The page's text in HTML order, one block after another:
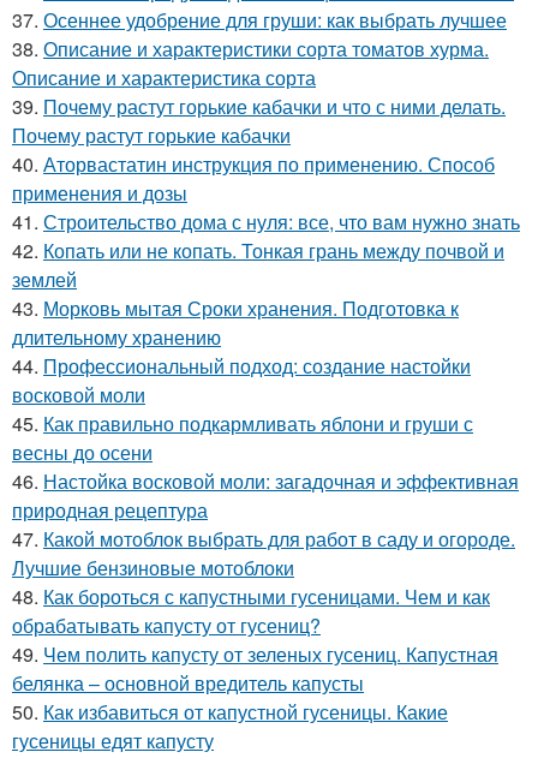
37. Осеннее удобрение для груши: как выбрать лучшее
38. Описание и характеристики сорта томатов хурма.
Описание и характеристика сорта
39. Почему растут горькие кабачки и что с ними делать.
Почему растут горькие кабачки
40. Аторвастатин инструкция по применению. Способ
применения и дозы
41. Строительство дома с нуля: все, что вам нужно знать
42. Копать или не копать. Тонкая грань между почвой и
землей
43. Морковь мытая Сроки хранения. Подготовка к
длительному хранению
44. Профессиональный подход: создание настойки
восковой моли
45. Как правильно подкармливать яблони и груши с
весны до осени
46. Настойка восковой моли: загадочная и эффективная
природная рецептура
47. Какой мотоблок выбрать для работ в саду и огороде.
Лучшие бензиновые мотоблоки
48. Как бороться с капустными гусеницами. Чем и как
обрабатывать капусту от гусениц?
49. Чем полить капусту от зеленых гусениц. Капустная
белянка – основной вредитель капусты
50. Как избавиться от капустной гусеницы. Какие
гусеницы едят капусту